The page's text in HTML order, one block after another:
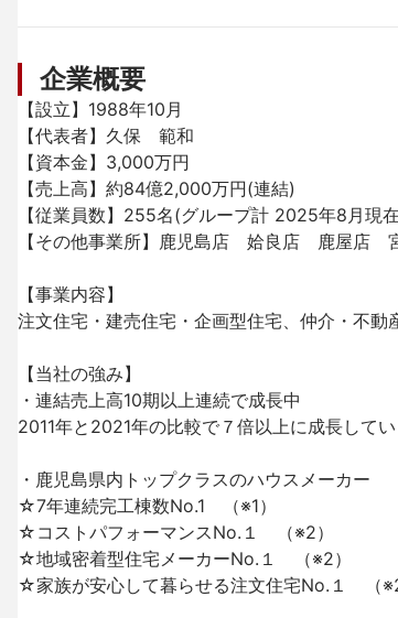
企業概要
【設立】1988年10月
【代表者】久保　範和
【資本金】3,000万円
【売上高】約84億2,000万円(連結)
【従業員数】255名(グループ計 2025年8月現
【その他事業所】鹿児島店　姶良店　鹿屋店
【事業内容】
注文住宅・建売住宅・企画型住宅、仲介・不動
【当社の強み】
・連結売上高10期以上連続で成長中
2011年と2021年の比較で７倍以上に成長してい
・鹿児島県内トップクラスのハウスメーカー
☆7年連続完工棟数No.1　（※1）
☆コストパフォーマンスNo.１　（※2）
☆地域密着型住宅メーカーNo.１　（※2）
☆家族が安心して暮らせる注文住宅No.１　（※2